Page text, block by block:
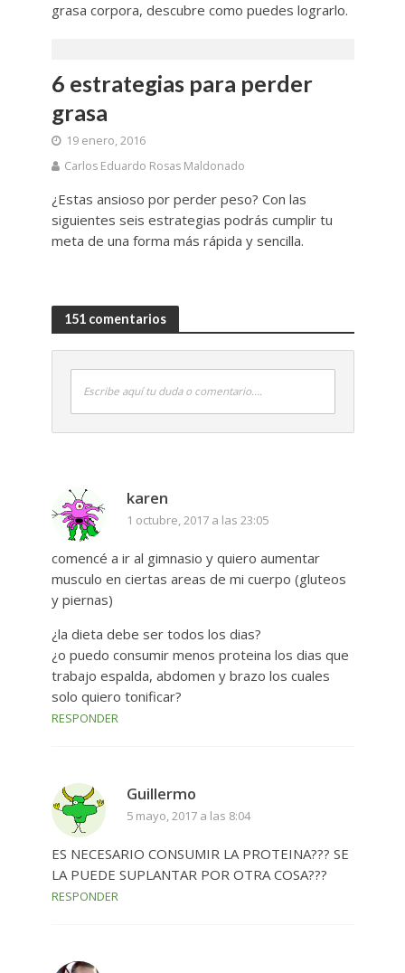
grasa corpora, descubre como puedes lograrlo.
6 estrategias para perder
grasa
19 enero, 2016
Carlos Eduardo Rosas Maldonado
¿Estas ansioso por perder peso? Con las
siguientes seis estrategias podrás cumplir tu
meta de una forma más rápida y sencilla.
151 comentarios
Escribe aquí tu duda o comentario....
karen
1 octubre, 2017 a las 23:05
comencé a ir al gimnasio y quiero aumentar
musculo en ciertas areas de mi cuerpo (gluteos
y piernas)
¿la dieta debe ser todos los dias?
¿o puedo consumir menos proteina los dias que
trabajo espalda, abdomen y brazo los cuales
solo quiero tonificar?
RESPONDER
Guillermo
5 mayo, 2017 a las 8:04
ES NECESARIO CONSUMIR LA PROTEINA??? SE
LA PUEDE SUPLANTAR POR OTRA COSA???
RESPONDER